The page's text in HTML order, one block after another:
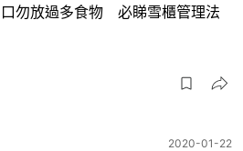
口勿放過多食物 必睇雪櫃管理法
2020-01-22